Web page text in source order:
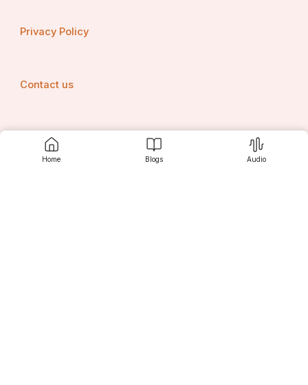
Home Blogs Audio
Privacy Policy
Contact us
Srujanee